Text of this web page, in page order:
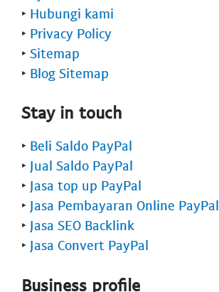
‣ Hubungi kami
‣ Privacy Policy
‣ Sitemap
‣ Blog Sitemap
Stay in touch
‣ Beli Saldo PayPal
‣ Jual Saldo PayPal
‣ Jasa top up PayPal
‣ Jasa Pembayaran Online PayPal
‣ Jasa SEO Backlink
‣ Jasa Convert PayPal
Business profile